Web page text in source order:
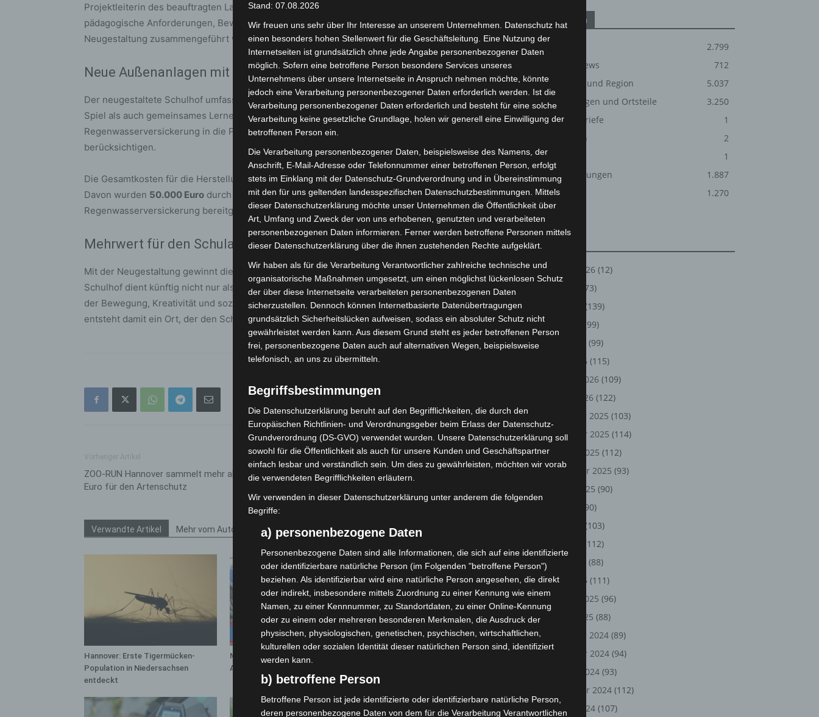
Projektleiterin des beauftragten Landschaftsarchitekturbüros aus Hannover. Sie erläuterte, wie
pädagogische Anforderungen, Bewegungsangebote und ökologische Aspekte bei der
Neugestaltung zusammengeführt wurden.
Neue Außenanlagen mit nachhaltigem Konzept
Der neugestaltete Schulhof umfasst vielfältige Spiel- und Bewegungsangebote, die sowohl freies
Spiel als auch gemeinsames Lernen fördern. Neben klassischen Spielflächen wurde auch die
Regenwasserversickerung in die Planung integriert, um ökologische Anforderungen zu
berücksichtigen.
Die Gesamtkosten für die Herstellung der Außenanlagen beliefen sich auf rund789.000 Euro.
Davon wurden 50.000 Euro durch eine Förderung der Region für Maßnahmen zur
Regenwasserversickerung bereitgestellt.
Mehrwert für den Schulalltag
Mit der Neugestaltung gewinnt die Grundschule Engelbostel deutlich an Aufenthaltsqualität. Der
Schulhof dient künftig nicht nur als Pausenfläche, sondern auch als Lern- und Begegnungsraum,
der Bewegung, Kreativität und soziales Miteinander unterstützt. Für Schülerinnen und Schüler
entsteht damit ein Ort, der den Schulalltag nachhaltig bereichert.
ZOO-RUN Hannover sammelt mehr als 9.000
Euro für den Artenschutz
Hitze im Auto: ADAC warnt vor Lebensgefahr
Verwandte Artikel Mehr vom Autor
Hannover: Erste Tigermücken-
Population in Niedersachsen
entdeckt
Mann läuft mit Hockeyschläger über
A7 – Polizei sucht Zeugen
Kategorien
2.799
Corona-News
712
Hannover und Region
5.037
Langenhagen und Ortsteile
3.250
Leserbriefe
1
Menschen
2
Über uns
1
Veranstaltungen
1.887
Welt
1.270
August 2026 (12)
(73)
(139)
(99)
(99)
März 2026 (115)
Februar 2026 (109)
Januar 2026 (122)
Dezember 2025 (103)
November 2025 (114)
Oktober 2025 (112)
September 2025 (93)
August 2025 (90)
(90)
(103)
(112)
April 2025
(88)
März 2025 (111)
Februar 2025 (96)
Januar 2025 (88)
Dezember 2024 (89)
November 2024 (94)
Oktober 2024 (93)
September 2024 (112)
August 2024 (107)
Stand: 07.08.2026
Wir freuen uns sehr über Ihr Interesse an unserem Unternehmen. Datenschutz hat
einen besonders hohen Stellenwert für die Geschäftsleitung. Eine Nutzung der
Internetseiten ist grundsätzlich ohne jede Angabe personenbezogener Daten
möglich. Sofern eine betroffene Person besondere Services unseres
Unternehmens über unsere Internetseite in Anspruch nehmen möchte, könnte
jedoch eine Verarbeitung personenbezogener Daten erforderlich werden. Ist die
Verarbeitung personenbezogener Daten erforderlich und besteht für eine solche
Verarbeitung keine gesetzliche Grundlage, holen wir generell eine Einwilligung der
betroffenen Person ein.
Die Verarbeitung personenbezogener Daten, beispielsweise des Namens, der
Anschrift, E-Mail-Adresse oder Telefonnummer einer betroffenen Person, erfolgt
stets im Einklang mit der Datenschutz-Grundverordnung und in Übereinstimmung
mit den für uns geltenden landesspezifischen Datenschutzbestimmungen. Mittels
dieser Datenschutzerklärung möchte unser Unternehmen die Öffentlichkeit über
Art, Umfang und Zweck der von uns erhobenen, genutzten und verarbeiteten
personenbezogenen Daten informieren. Ferner werden betroffene Personen mittels
dieser Datenschutzerklärung über die ihnen zustehenden Rechte aufgeklärt.
Wir haben als für die Verarbeitung Verantwortlicher zahlreiche technische und
organisatorische Maßnahmen umgesetzt, um einen möglichst lückenlosen Schutz
der über diese Internetseite verarbeiteten personenbezogenen Daten
sicherzustellen. Dennoch können Internetbasierte Datenübertragungen
grundsätzlich Sicherheitslücken aufweisen, sodass ein absoluter Schutz nicht
gewährleistet werden kann. Aus diesem Grund steht es jeder betroffenen Person
frei, personenbezogene Daten auch auf alternativen Wegen, beispielsweise
telefonisch, an uns zu übermitteln.
Begriffsbestimmungen
Die Datenschutzerklärung beruht auf den Begrifflichkeiten, die durch den
Europäischen Richtlinien- und Verordnungsgeber beim Erlass der Datenschutz-
Grundverordnung (DS-GVO) verwendet wurden. Unsere Datenschutzerklärung soll
sowohl für die Öffentlichkeit als auch für unsere Kunden und Geschäftspartner
einfach lesbar und verständlich sein. Um dies zu gewährleisten, möchten wir vorab
die verwendeten Begrifflichkeiten erläutern.
Wir verwenden in dieser Datenschutzerklärung unter anderem die folgenden
Begriffe:
a) personenbezogene Daten
Personenbezogene Daten sind alle Informationen, die sich auf eine identifizierte
oder identifizierbare natürliche Person (im Folgenden "betroffene Person")
beziehen. Als identifizierbar wird eine natürliche Person angesehen, die direkt
oder indirekt, insbesondere mittels Zuordnung zu einer Kennung wie einem
Namen, zu einer Kennnummer, zu Standortdaten, zu einer Online-Kennung
oder zu einem oder mehreren besonderen Merkmalen, die Ausdruck der
physischen, physiologischen, genetischen, psychischen, wirtschaftlichen,
kulturellen oder sozialen Identität dieser natürlichen Person sind, identifiziert
werden kann.
b) betroffene Person
Betroffene Person ist jede identifizierte oder identifizierbare natürliche Person,
deren personenbezogene Daten von dem für die Verarbeitung Verantwortlichen